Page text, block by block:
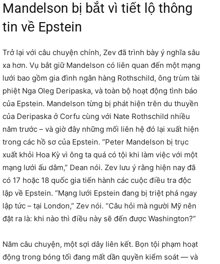
Mandelson bị bắt vì tiết lộ thông
tin về Epstein
Trở lại với câu chuyện chính, Zev đã trình bày ý nghĩa sâu
xa hơn. Vụ bắt giữ Mandelson có liên quan đến một mạng
lưới bao gồm gia đình ngân hàng Rothschild, ông trùm tài
phiệt Nga Oleg Deripaska, và toàn bộ hoạt động tình báo
của Epstein. Mandelson từng bị phát hiện trên du thuyền
của Deripaska ở Corfu cùng với Nate Rothschild nhiều
năm trước – và giờ đây những mối liên hệ đó lại xuất hiện
trong các hồ sơ của Epstein. “Peter Mandelson bị trục
xuất khỏi Hoa Kỳ vì ông ta quá có tội khi làm việc với một
mạng lưới ấu dâm,” Dean nói. Zev lưu ý rằng hiện nay đã
có 17 hoặc 18 quốc gia tiến hành các cuộc điều tra độc
lập về Epstein. “Mạng lưới Epstein đang bị triệt phá ngay
lập tức – tại London,” Zev nói. “Câu hỏi mà người Mỹ nên
đặt ra là: khi nào thì điều này sẽ đến được Washington?”
Năm câu chuyện, một sợi dây liên kết. Bọn tội phạm hoạt
động trong bóng tối đang mất dần quyền kiểm soát — và